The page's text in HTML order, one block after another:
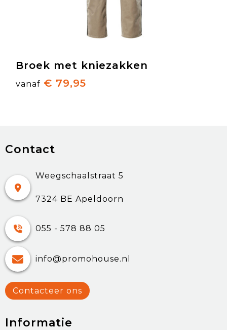
Broek met kniezakken
vanaf € 79,95
Contact
Weegschaalstraat 5
7324 BE Apeldoorn
055 - 578 88 05
info@promohouse.nl
Contacteer ons
Informatie